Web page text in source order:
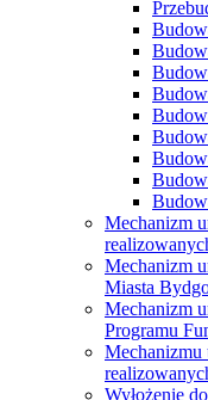
Mechanizm
Mechanizm
Miasta
Mechanizm
Programu
Mechanizmu
Wyłożenie